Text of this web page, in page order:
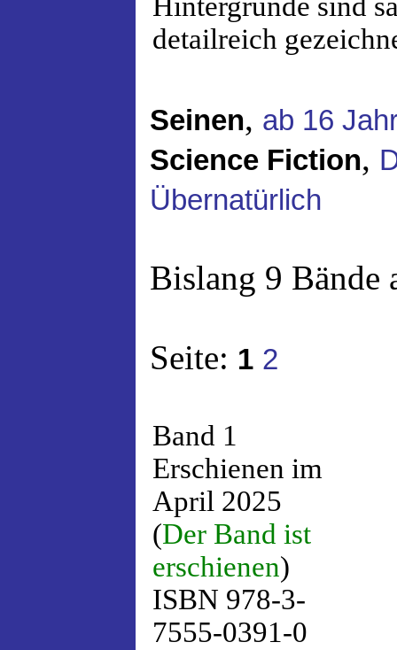
detailreich
Seinen, ab 16
Science Fiction,
Übernatürlich
Bislang 9 Bände
Seite: 1 2
Band 1
Erschienen im
April 2025
(Der Band ist
erschienen)
ISBN 978-3-
7555-0391-0